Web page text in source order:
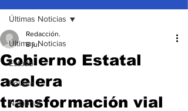
Últimas Noticias
Estado
Política
Nacional
Últimas Noticias
Gobierno Estatal
acelera
transformación vial
Redacción.
8 jul